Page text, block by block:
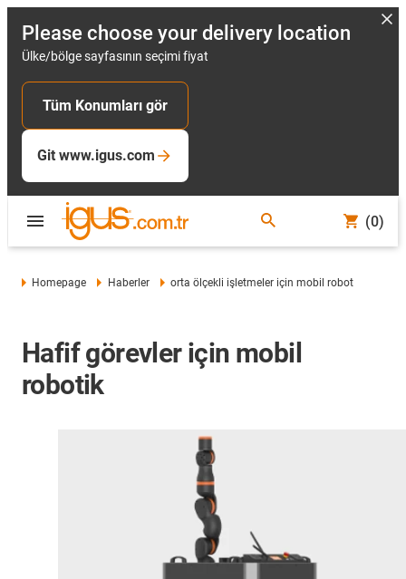
Please choose your delivery location
Ülke/bölge sayfasının seçimi fiyat
Tüm Konumları gör
Git www.igus.com
(0)
Homepage Haberler orta ölçekli işletmeler için mobil robot
Hafif görevler için mobil
robotik